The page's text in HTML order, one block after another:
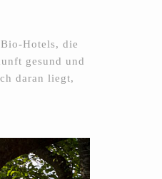
Hotels, die
gesund und
daran liegt,